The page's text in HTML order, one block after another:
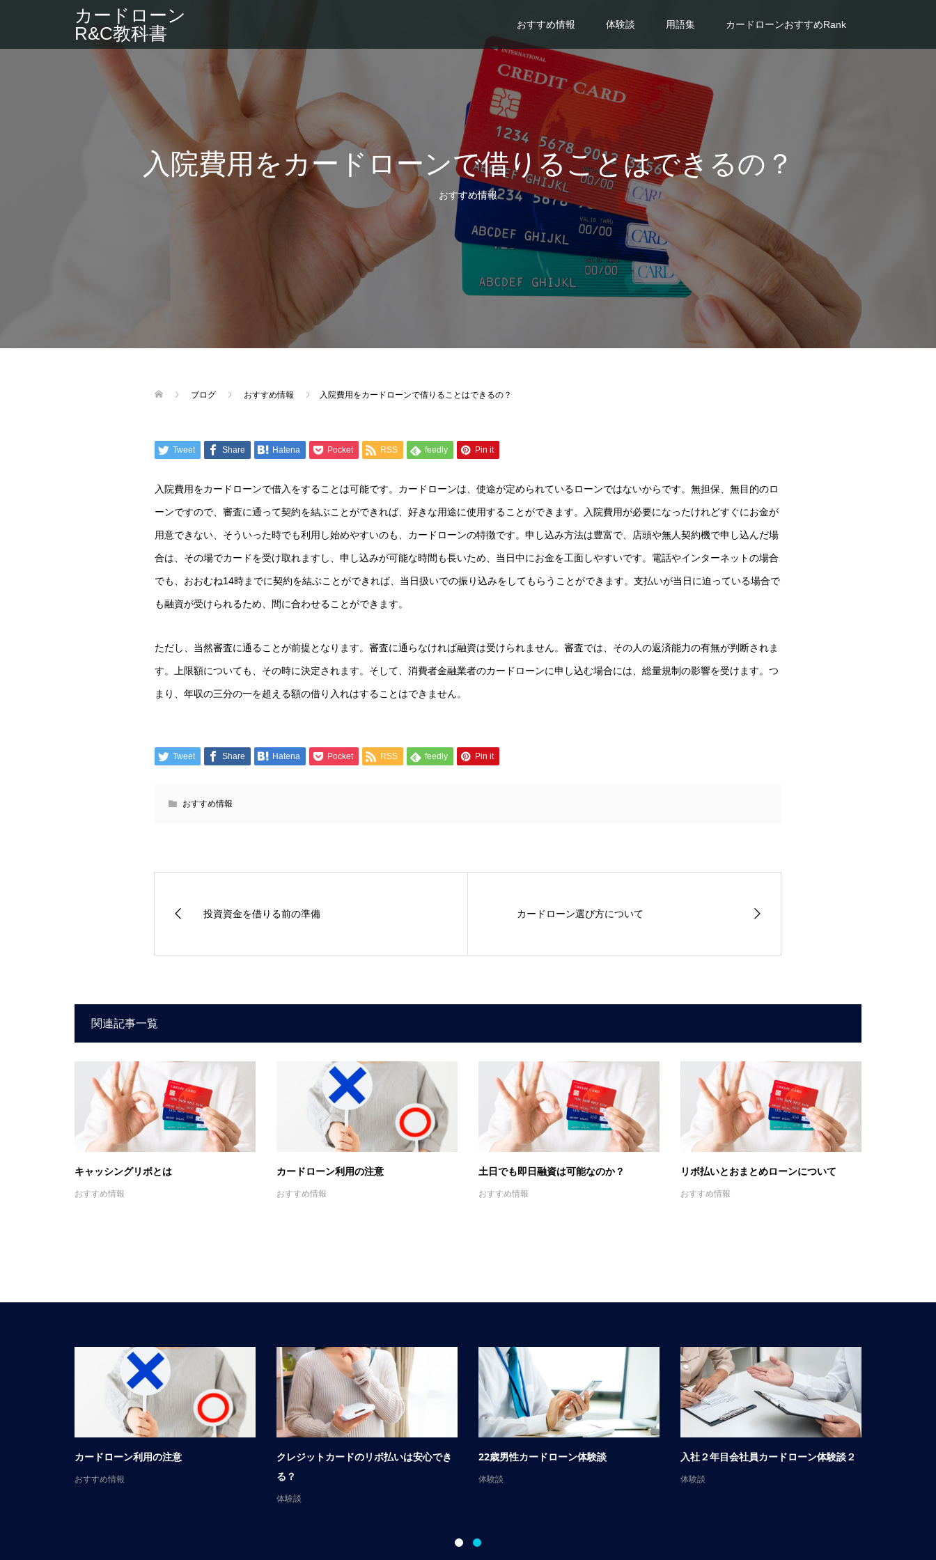
カードローン
R&C教科書
おすすめ情報 体験談 用語集 カードローンおすすめRank
入院費用をカードローンで借りることはできるの？
おすすめ情報
ブログ おすすめ情報 入院費用をカードローンで借りることはできるの？
Tweet Share Hatena Pocket RSS feedly Pin it
入院費用をカードローンで借入をすることは可能です。カードローンは、使途が定められているローンではないからです。無担保、無目的のロ
ーンですので、審査に通って契約を結ぶことができれば、好きな用途に使用することができます。入院費用が必要になったけれどすぐにお金が
用意できない、そういった時でも利用し始めやすいのも、カードローンの特徴です。申し込み方法は豊富で、店頭や無人契約機で申し込んだ場
合は、その場でカードを受け取れますし、申し込みが可能な時間も長いため、当日中にお金を工面しやすいです。電話やインターネットの場合
でも、おおむね14時までに契約を結ぶことができれば、当日扱いでの振り込みをしてもらうことができます。支払いが当日に迫っている場合で
も融資が受けられるため、間に合わせることができます。
ただし、当然審査に通ることが前提となります。審査に通らなければ融資は受けられません。審査では、その人の返済能力の有無が判断されま
す。上限額についても、その時に決定されます。そして、消費者金融業者のカードローンに申し込む場合には、総量規制の影響を受けます。つ
まり、年収の三分の一を超える額の借り入れはすることはできません。
Tweet Share Hatena Pocket RSS feedly Pin it
おすすめ情報
投資資金を借りる前の準備 カードローン選び方について
関連記事一覧
キャッシングリボとは
おすすめ情報
カードローン利用の注意
おすすめ情報
土日でも即日融資は可能なのか？
おすすめ情報
リボ払いとおまとめローンについて
おすすめ情報
カードローン利用の注意
おすすめ情報
クレジットカードのリボ払いは安心でき
る？
体験談
22歳男性カードローン体験談
体験談
入社２年目会社員カードローン体験談２
体験談